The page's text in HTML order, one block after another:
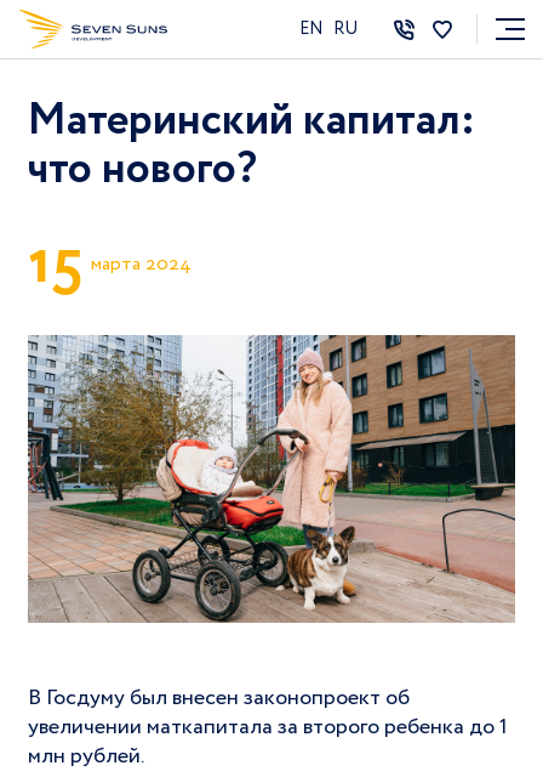
EN RU
Материнский капитал:
что нового?
15 марта 2024
В Госдуму был внесен законопроект об
увеличении маткапитала за второго ребенка до 1
млн рублей.